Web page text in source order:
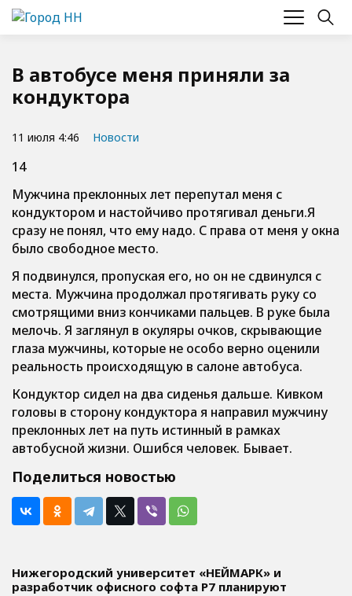
В автобусе меня приняли за
кондуктора
11 июля 4:46 Новости
14
Мужчина преклонных лет перепутал меня с
кондуктором и настойчиво протягивал деньги.Я
сразу не понял, что ему надо. С права от меня у окна
было свободное место.
Я подвинулся, пропуская его, но он не сдвинулся с
места. Мужчина продолжал протягивать руку со
смотрящими вниз кончиками пальцев. В руке была
мелочь. Я заглянул в окуляры очков, скрывающие
глаза мужчины, которые не особо верно оценили
реальность происходящую в салоне автобуса.
Кондуктор сидел на два сиденья дальше. Кивком
головы в сторону кондуктора я направил мужчину
преклонных лет на путь истинный в рамках
автобусной жизни. Ошибся человек. Бывает.
Поделиться новостью
Нижегородский университет «НЕЙМАРК» и
разработчик офисного софта P7 планируют